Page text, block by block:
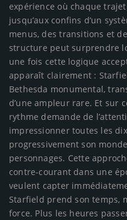
expérience où chaque
jusqu’aux confins d’un
menus, des transitions et
structure peut surprendre
une fois cette logique
apparaît clairement :
Bethesda monumental,
d’une ampleur rare. Et sur
rythme demande de
impressionner toutes les
progressivement son
personnages. Cette
contre-courant dans une
veulent capter
Starfield prend son temps,
force. Plus les heures